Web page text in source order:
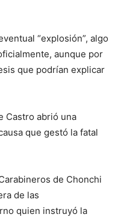
“explosión”, algo
aunque por
que podrían explicar
Castro abrió una
que gestó la fatal
de Chonchi
de las
quien instruyó la